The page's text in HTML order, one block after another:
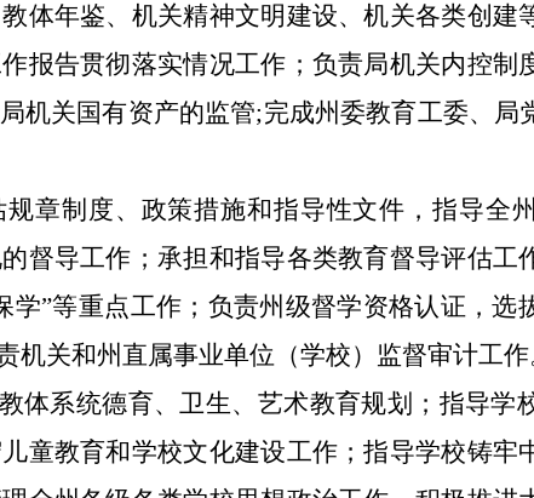
体年鉴、机关精神文明建设、机关各类创建
报告贯彻落实情况工作；负责局机关内控制
机关国有资产的监管;完成州委教育工委、局
章制度、政策措施和指导性文件，指导全
督导工作；承担和指导各类教育督导评估工
学”等重点工作；负责州级督学资格认证，选
关和州直属事业单位（学校）监督审计工作
体系统德育、卫生、艺术教育规划；指导学
童教育和学校文化建设工作；指导学校铸牢